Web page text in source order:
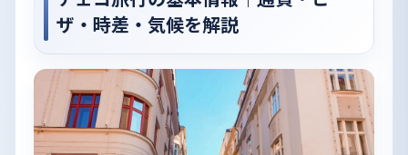
ザ・時差・気候を解説